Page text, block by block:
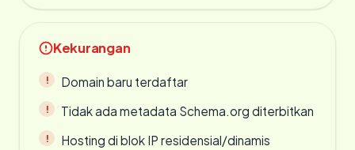
Kekurangan
Domain baru terdaftar
Tidak ada metadata Schema.org diterbitkan
Hosting di blok IP residensial/dinamis